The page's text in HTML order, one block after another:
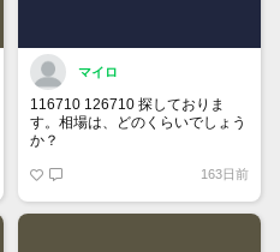
マイロ
116710 126710 探しておりま
す。相場は、どのくらいでしょう
か？
163日前